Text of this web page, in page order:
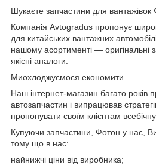
Шукаєте запчастини для вантажівок
Компанія Avtogradus пропонує
для китайських вантажних
нашому асортименті — оригінальні
якісні аналоги.
Миохлоджуємося економити
Наш інтернет-магазин багато років
автозапчастин і випрацював
пропонувати своїм клієнтам
Купуючи запчастини, Фотон у нас,
тому що в нас:
найнижчі ціни від виробника;